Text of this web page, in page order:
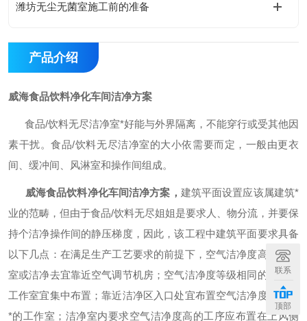
潍坊无尘无菌室施工前的准备
产品介绍
威海食品饮料净化车间洁净方案
食品/饮料无尽洁净室*好能与外界隔离，不能穿行或受其他因
素干扰。食品/饮料无尽洁净室的大小依需要而定，一般由更衣
间、缓冲间、风淋室和操作间组成。
威海食品饮料净化车间洁净方案， 建筑平面设置应该属建筑*
业的范畴，但由于食品/饮料无尽姐姐是要求人、物分流，并要保
持个洁净操作间的静压梯度，因此，该工程中建筑平面要求具备
以下几点：在满足生产工艺要求的前提下，空气洁净度高的洁净
室或洁净去宜靠近空气调节机房；空气洁净度等级相同的工程和
工作室宜集中布置；靠近洁净区入口处宜布置空气洁净度等级较
*的工作室；洁净室内要求空气洁净度高的工序应布置在上风侧
联系
顶部